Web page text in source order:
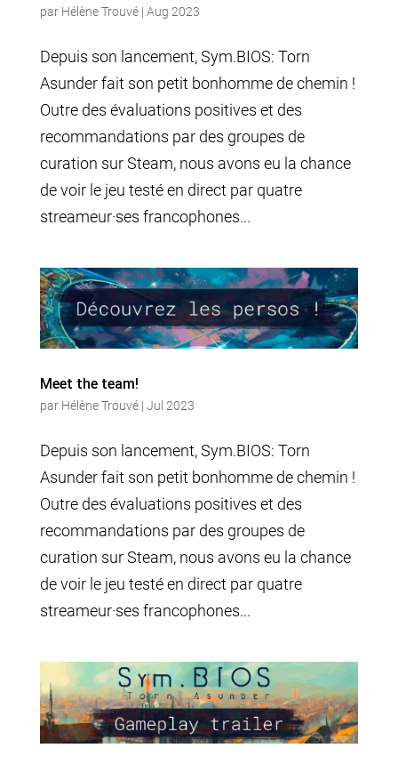
par Hélène Trouvé| Aug 2023
Depuis son lancement, Sym.BIOS: Torn
Asunder fait son petit bonhomme de chemin !
Outre des évaluations positives et des
recommandations par des groupes de
curation sur Steam, nous avons eu la chance
de voir le jeu testé en direct par quatre
streameur·ses francophones...
Meet the team!
par Hélène Trouvé| Jul 2023
Depuis son lancement, Sym.BIOS: Torn
Asunder fait son petit bonhomme de chemin !
Outre des évaluations positives et des
recommandations par des groupes de
curation sur Steam, nous avons eu la chance
de voir le jeu testé en direct par quatre
streameur·ses francophones...